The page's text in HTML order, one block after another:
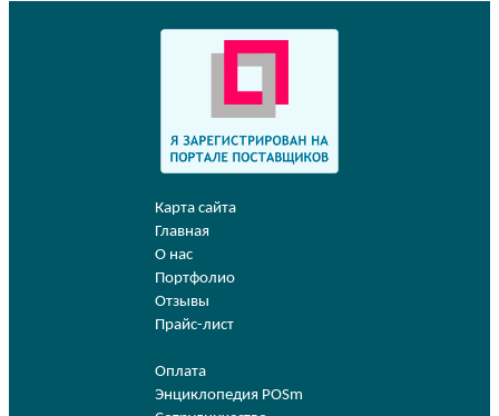
Карта сайта
Главная
О нас
Портфолио
Отзывы
Прайс-лист
Оплата
Энциклопедия POSm